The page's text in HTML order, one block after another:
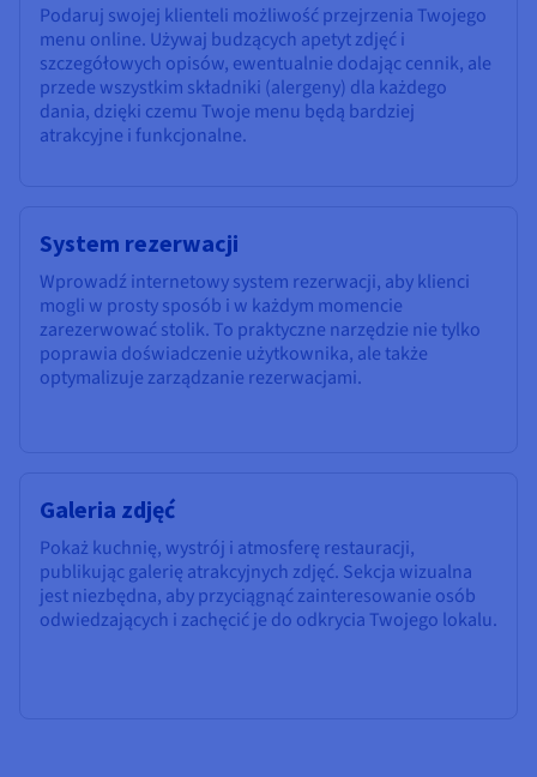
Podaruj swojej klienteli możliwość przejrzenia Twojego
menu online. Używaj budzących apetyt zdjęć i
szczegółowych opisów, ewentualnie dodając cennik, ale
przede wszystkim składniki (alergeny) dla każdego
dania, dzięki czemu Twoje menu będą bardziej
atrakcyjne i funkcjonalne.
System rezerwacji
Wprowadź internetowy system rezerwacji, aby klienci
mogli w prosty sposób i w każdym momencie
zarezerwować stolik. To praktyczne narzędzie nie tylko
poprawia doświadczenie użytkownika, ale także
optymalizuje zarządzanie rezerwacjami.
Galeria zdjęć
Pokaż kuchnię, wystrój i atmosferę restauracji,
publikując galerię atrakcyjnych zdjęć. Sekcja wizualna
jest niezbędna, aby przyciągnąć zainteresowanie osób
odwiedzających i zachęcić je do odkrycia Twojego lokalu.